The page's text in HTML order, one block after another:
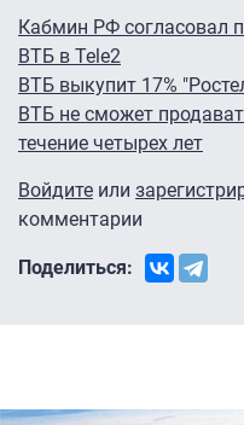
Кабмин РФ согласовал
ВТБ в Tele2
ВТБ выкупит 17%
ВТБ не сможет
течение четырех лет
Войдите или
комментарии
Поделиться: